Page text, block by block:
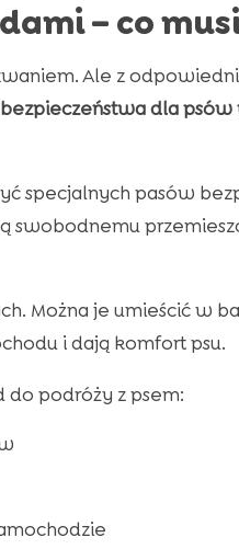
– co
Ale z
dla psów
specjalnych pasów
Można je umieścić w
i dają komfort psu.
podróży z psem: